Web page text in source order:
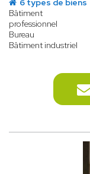
6 types de biens
Bâtiment
professionnel
Bureau
Bâtiment industriel